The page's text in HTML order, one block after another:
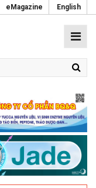
eMagazine English